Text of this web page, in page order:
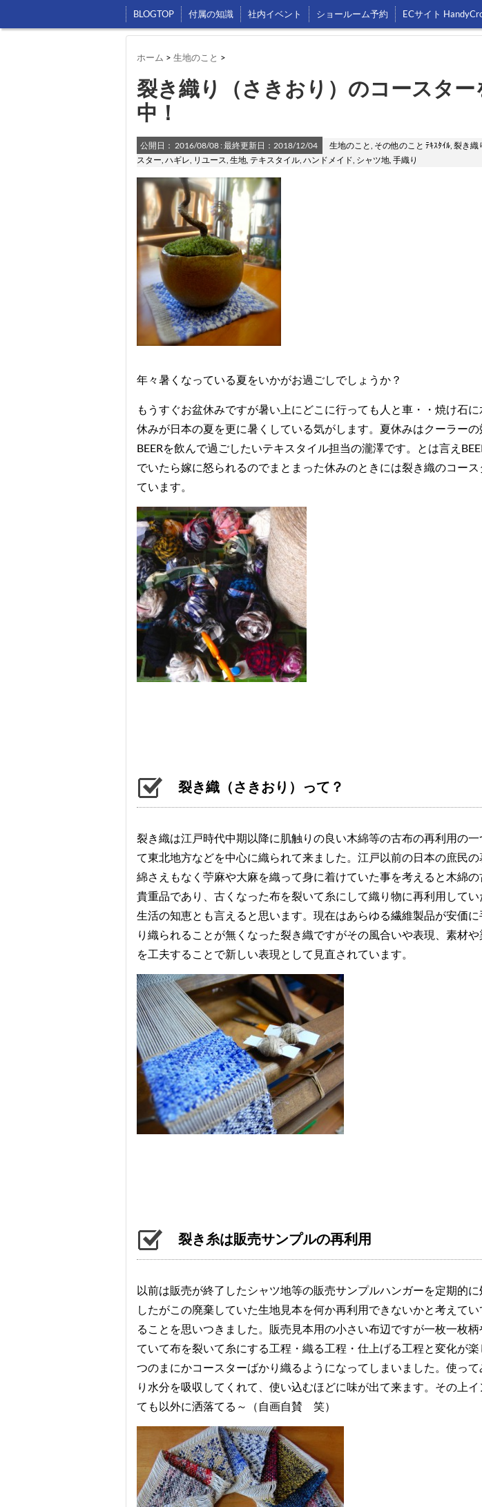
BLOGTOP 付属の知識 社内イベント ショールーム予約 ECサイト
ホーム > 生地のこと >
裂き織り（さきおり）のコースター
中！
公開日： 2016/08/08 : 最終更新日：2018/12/04 生地のこと, その他のこと ﾃｷｽﾀｲﾙ, 裂き織
スター, ハギレ, リユース, 生地, テキスタイル, ハンドメイド, シャツ地, 手織り
年々暑くなっている夏をいかがお過ごしでしょうか？
もうすぐお盆休みですが暑い上にどこに行っても人と車・・焼け石
休みが日本の夏を更に暑くしている気がします。夏休みはクーラー
BEERを飲んで過ごしたいテキスタイル担当の瀧澤です。とは言え
でいたら嫁に怒られるのでまとまった休みのときには裂き織のコース
ています。
裂き織（さきおり）って？
裂き織は江戸時代中期以降に肌触りの良い木綿等の古布の再利用の一
て東北地方などを中心に織られて来ました。江戸以前の日本の庶民
綿さえもなく苧麻や大麻を織って身に着けていた事を考えると木綿の
貴重品であり、古くなった布を裂いて糸にして織り物に再利用して
生活の知恵とも言えると思います。現在はあらゆる繊維製品が安価に
り織られることが無くなった裂き織ですがその風合いや表現、素材
を工夫することで新しい表現として見直されています。
裂き糸は販売サンプルの再利用
以前は販売が終了したシャツ地等の販売サンプルハンガーを定期的に
したがこの廃棄していた生地見本を何か再利用できないかと考えて
ることを思いつきました。販売見本用の小さい布辺ですが一枚一枚柄
ていて布を裂いて糸にする工程・織る工程・仕上げる工程と変化が
つのまにかコースターばかり織るようになってしまいました。使っ
り水分を吸収してくれて、使い込むほどに味が出て来ます。その上イ
ても以外に洒落てる～（自画自賛 笑）